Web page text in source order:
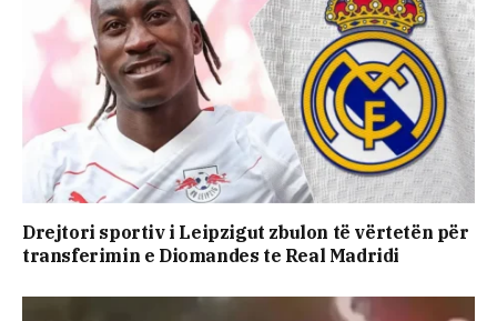
Drejtori sportiv i Leipzigut zbulon të vërtetën për
transferimin e Diomandes te Real Madridi